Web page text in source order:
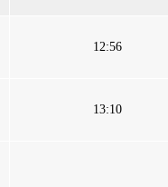
12:56
13:10